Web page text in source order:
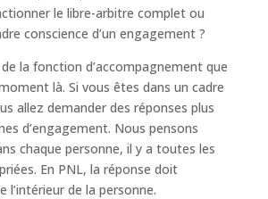
le libre-arbitre complet ou
conscience d’un engagement ?
la fonction d’accompagnement que
là. Si vous êtes dans un cadre
allez demander des réponses plus
d’engagement. Nous pensons
chaque personne, il y a toutes les
En PNL, la réponse doit
l’intérieur de la personne.